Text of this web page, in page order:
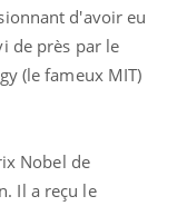
d'avoir eu
de près par le
(le fameux MIT)
Nobel de
Il a reçu le